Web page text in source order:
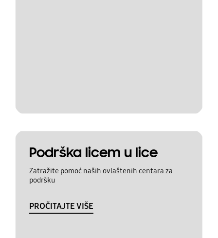
Podrška licem u lice
Zatražite pomoć naših ovlaštenih centara za
podršku
PROČITAJTE VIŠE